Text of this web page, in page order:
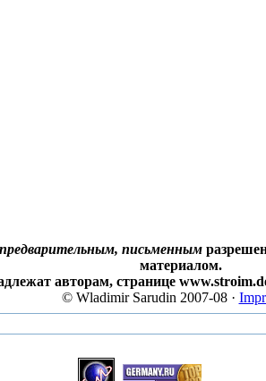
предварительным, письменным
материалом.
авторам, странице
© Wladimir Sarudin 2007-08 ·